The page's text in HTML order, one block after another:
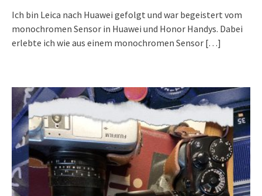
Ich bin Leica nach Huawei gefolgt und war begeistert vom
monochromen Sensor in Huawei und Honor Handys. Dabei
erlebte ich wie aus einem monochromen Sensor […]